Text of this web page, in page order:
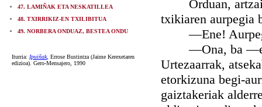
47. LAMIÑAK ETA NESKATILLEA
48. TXIRRIKIZ-EN TXILIBITUA
49. NORBERA ONDUAZ, BESTEA ONDU
Iturria: Ipuiñak, Errose Bustintza (Jaime Kerexetaren
edizioa). Gero-Mensajero, 1990
Orduan,
txikiaren aurpegia
—Ene!
—Ona, ba
Urtezaarrak,
etorkizuna begi-
gaiztakeriak